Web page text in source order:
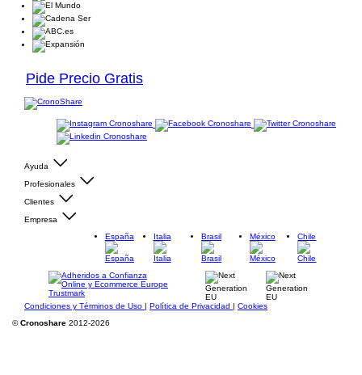
Pide Precio Gratis
Ayuda
Profesionales
Clientes
Empresa
España
Italia Brasil México Chile
Condiciones y Términos de Uso | Política de Privacidad | Cookies
©Cronoshare 2012-2026